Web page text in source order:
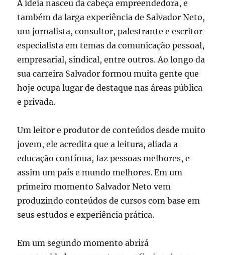
A ideia nasceu da cabeça empreendedora, e
também da larga experiência de Salvador Neto,
um jornalista, consultor, palestrante e escritor
especialista em temas da comunicação pessoal,
empresarial, sindical, entre outros. Ao longo da
sua carreira Salvador formou muita gente que
hoje ocupa lugar de destaque nas áreas pública
e privada.
Um leitor e produtor de conteúdos desde muito
jovem, ele acredita que a leitura, aliada a
educação contínua, faz pessoas melhores, e
assim um país e mundo melhores. Em um
primeiro momento Salvador Neto vem
produzindo conteúdos de cursos com base em
seus estudos e experiência prática.
Em um segundo momento abrirá